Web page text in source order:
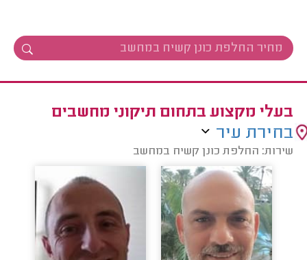
בעלי מקצוע בתחום תיקוני מחשבים
בחירת עיר
שירות: החלפת כונן קשיח במחשב